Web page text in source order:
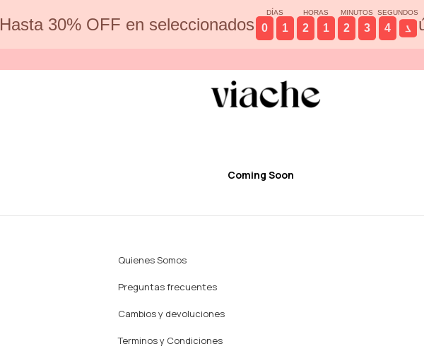
Hasta 30% OFF en seleccionados
DÍAS
0 1
HORAS
2 1
MINUTOS
2 3
SEGUNDOS
4 7
Coming Soon
Quienes Somos
Preguntas frecuentes
Cambios y devoluciones
Terminos y Condiciones